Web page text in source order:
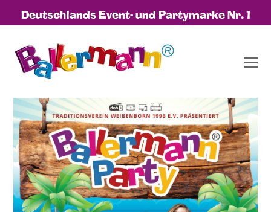
Deutschlands Event- und Partymarke Nr. 1